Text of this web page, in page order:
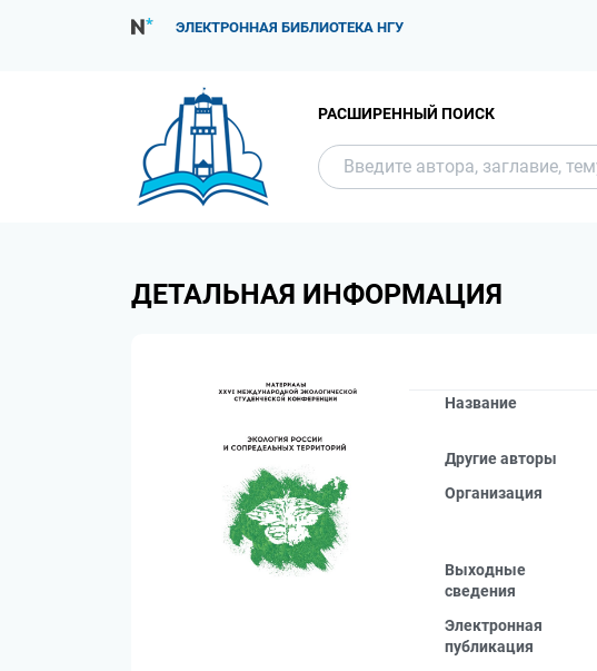
ЭЛЕКТРОННАЯ БИБЛИОТЕКА НГУ
РАСШИРЕННЫЙ ПОИСК
ДЕТАЛЬНАЯ ИНФОРМАЦИЯ
Название
Другие авторы
Организация
Выходные
сведения
Электронная
публикация